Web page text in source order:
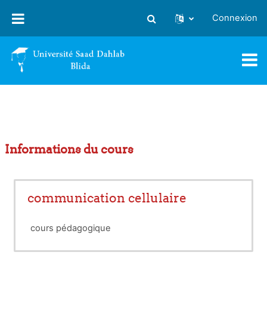
Activer/désactiver la saisie
Connexion
Informations du cours
communication cellulaire
cours pédagogique